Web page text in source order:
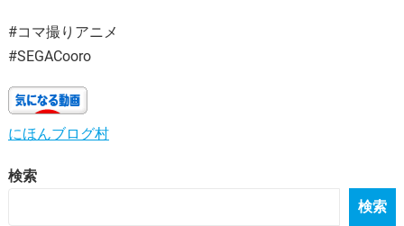
#コマ撮りアニメ
#SEGACooro
にほんブログ村
検索
検索